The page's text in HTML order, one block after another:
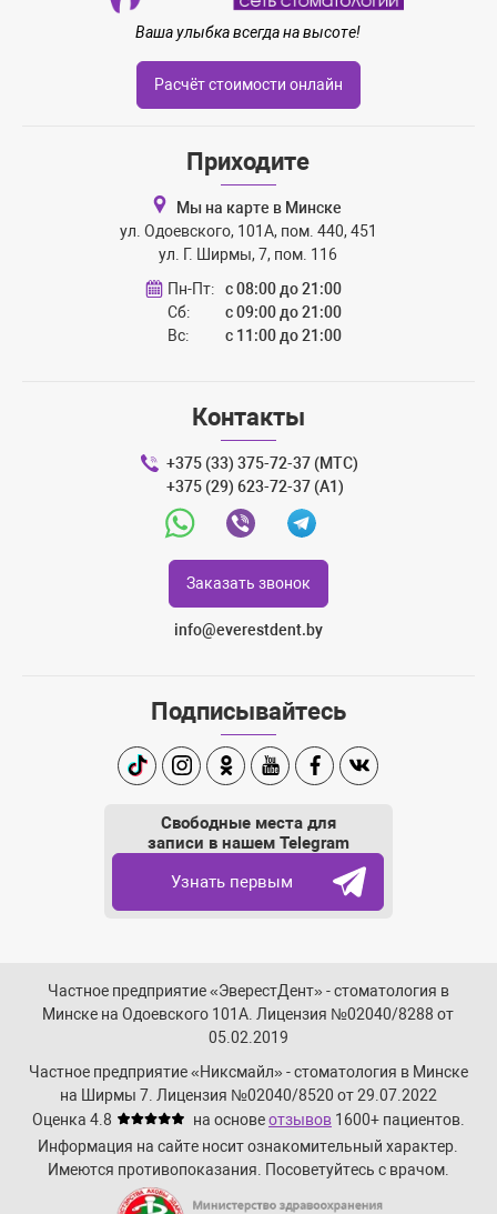
Ваша улыбка всегда на высоте!
Расчёт стоимости онлайн
Приходите
Мы на карте в Минске
ул. Одоевского, 101А, пом. 440, 451
ул. Г. Ширмы, 7, пом. 116
Пн-Пт:
с 08:00 до 21:00
Сб:
с 09:00 до 21:00
Вс:
с 11:00 до 21:00
Контакты
+375 (33) 375-72-37 (МТС)
+375 (29) 623-72-37 (A1)
WhatsappViber Telegram
Заказать звонок
info@everestdent.by
Подписывайтесь
TikTokInstagramОдноклассники
YoutubeFacebookВконтакте
Свободные места для
записи в нашем Telegram
Узнать первым
Частное предприятие «ЭверестДент» - стоматология в
Минске на Одоевского 101А. Лицензия №02040/8288 от
05.02.2019
Частное предприятие «Никсмайл» - стоматология в Минске
на Ширмы 7. Лицензия №02040/8520 от 29.07.2022
Оценка 4.8
на основеотзывов 1600+пациентов.
Информация на сайте носит ознакомительный характер.
Имеются противопоказания. Посоветуйтесь с врачом.